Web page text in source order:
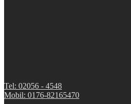
Tel: 02056 - 4548
Mobil: 0176-82165470